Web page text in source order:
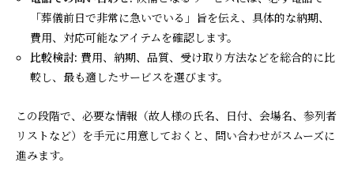
「葬儀前日で非常に急いでいる」旨を伝え、具体的な納期、
費用、対応可能なアイテムを確認します。
比較検討: 費用、納期、品質、受け取り方法などを総合的に比
較し、最も適したサービスを選びます。
この段階で、必要な情報（故人様の氏名、日付、会場名、参列者
リストなど）を手元に用意しておくと、問い合わせがスムーズに
進みます。